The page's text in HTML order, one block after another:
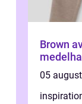
Brown
05